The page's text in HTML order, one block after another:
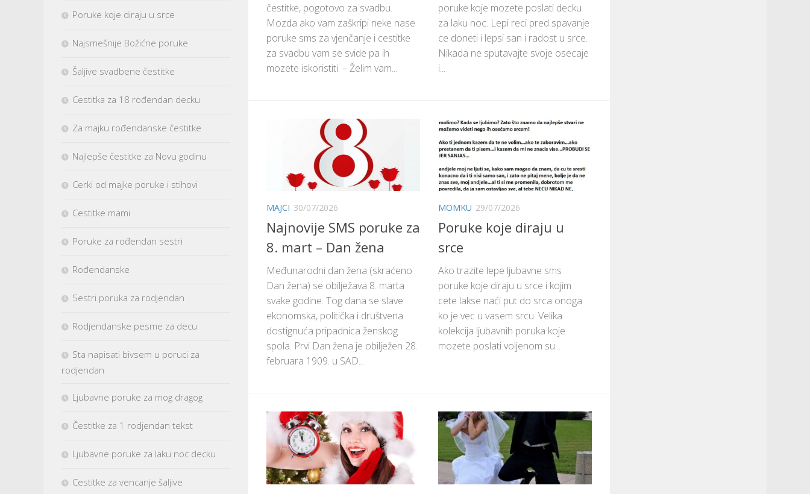
čestitke, pogotovo za svadbu.
Mozda ako vam zaškripi neke nase
poruke sms za vjenčanje i cestitke
za svadbu vam se svide pa ih
mozete iskoristiti. – Želim vam...
poruke koje mozete poslati decku
za laku noc. Lepi reci pred spavanje
ce doneti i lepsi san i radost u srce.
Nikada ne sputavajte svoje osecaje
i...
MAJCI 30/07/2026
Najnovije SMS poruke za
8. mart – Dan žena
Međunarodni dan žena (skraćeno
Dan žena) se obilježava 8. marta
svake godine. Tog dana se slave
ekonomska, politička i društvena
dostignuća pripadnica ženskog
spola. Prvi Dan žena je obilježen 28.
februara 1909. u SAD...
MOMKU 29/07/2026
Poruke koje diraju u
srce
Ako trazite lepe ljubavne sms
poruke koje diraju u srce i kojim
cete lakse naći put do srca onoga
ko je vec u vasem srcu. Velika
kolekcija ljubavnih poruka koje
mozete poslati voljenom su...
Poruke koje diraju u srce
Najsmešnije Božićne poruke
Šaljive svadbene čestitke
Cestitka za 18 rođendan decku
Za majku rođendanske čestitke
Najlepše čestitke za Novu godinu
Cerki od majke poruke i stihovi
Cestitke mami
Poruke za rođendan sestri
Rođendanske
Sestri poruka za rodjendan
Rodjendanske pesme za decu
Sta napisati bivsem u poruci za
rodjendan
Ljubavne poruke za mog dragog
Čestitke za 1 rodjendan tekst
Ljubavne poruke za laku noc decku
Cestitke za vencanje šaljive